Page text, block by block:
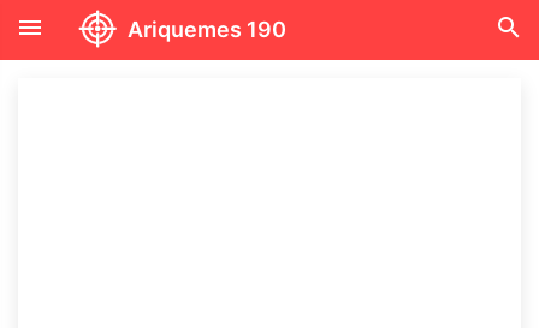
menu Ariquemes 190 search